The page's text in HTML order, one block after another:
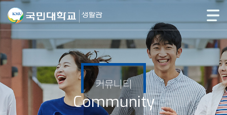
커뮤니티
Community